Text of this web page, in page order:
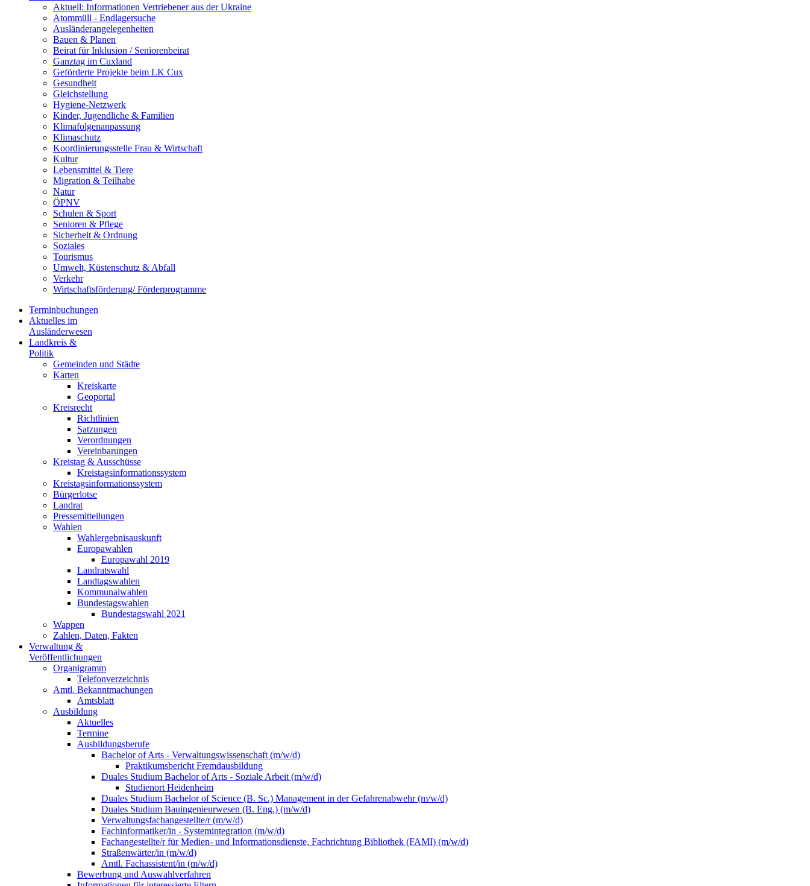
Aktuell: Informationen Vertriebener aus der Ukraine
Atommüll - Endlagersuche
Ausländerangelegenheiten
Bauen & Planen
Beirat für Inklusion / Seniorenbeirat
Ganztag im Cuxland
Geförderte Projekte beim LK Cux
Gesundheit
Gleichstellung
Hygiene-Netzwerk
Kinder, Jugendliche & Familien
Klimafolgenanpassung
Klimaschutz
Koordinierungsstelle Frau & Wirtschaft
Kultur
Lebensmittel & Tiere
Migration & Teilhabe
Natur
ÖPNV
Schulen & Sport
Senioren & Pflege
Sicherheit & Ordnung
Soziales
Tourismus
Umwelt, Küstenschutz & Abfall
Verkehr
Wirtschaftsförderung/ Förderprogramme
Terminbuchungen
Aktuelles im
Ausländerwesen
Landkreis &
Politik
Gemeinden und Städte
Karten
Kreiskarte
Geoportal
Kreisrecht
Richtlinien
Satzungen
Verordnungen
Vereinbarungen
Kreistag & Ausschüsse
Kreistagsinformationssystem
Kreistagsinformationssystem
Bürgerlotse
Landrat
Pressemitteilungen
Wahlen
Wahlergebnisauskunft
Europawahlen
Europawahl 2019
Landratswahl
Landtagswahlen
Kommunalwahlen
Bundestagswahlen
Bundestagswahl 2021
Wappen
Zahlen, Daten, Fakten
Verwaltung &
Veröffentlichungen
Organigramm
Telefonverzeichnis
Amtl. Bekanntmachungen
Amtsblatt
Ausbildung
Aktuelles
Termine
Ausbildungsberufe
Bachelor of Arts - Verwaltungswissenschaft (m/w/d)
Praktikumsbericht Fremdausbildung
Duales Studium Bachelor of Arts - Soziale Arbeit (m/w/d)
Studienort Heidenheim
Duales Studium Bachelor of Science (B. Sc.) Management in der Gefahrenabwehr (m/w/d)
Duales Studium Bauingenieurwesen (B. Eng.) (m/w/d)
Verwaltungsfachangestellte/r (m/w/d)
Fachinformatiker/in - Systemintegration (m/w/d)
Fachangestellte/r für Medien- und Informationsdienste, Fachrichtung Bibliothek (FAMI) (m/w/d)
Straßenwärter/in (m/w/d)
Amtl. Fachassistent/in (m/w/d)
Bewerbung und Auswahlverfahren